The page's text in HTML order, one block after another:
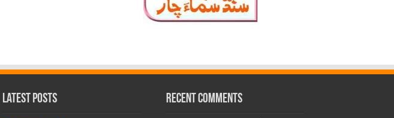
Latest Posts Recent Comments